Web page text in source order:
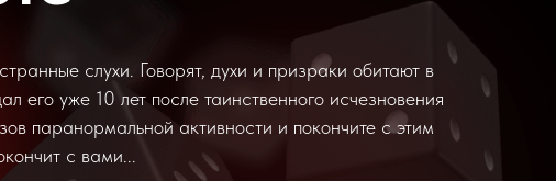
слухи. Говорят, духи и призраки обитают в
его уже 10 лет после таинственного исчезновения
паранормальной активности и покончите с этим
с вами...